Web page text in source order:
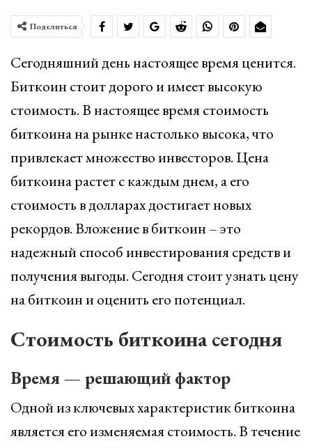
Поделиться
Сегодняшний день настоящее время ценится.
Биткоин стоит дорого и имеет высокую
стоимость. В настоящее время стоимость
биткоина на рынке настолько высока, что
привлекает множество инвесторов. Цена
биткоина растет с каждым днем, а его
стоимость в долларах достигает новых
рекордов. Вложение в биткоин – это
надежный способ инвестирования средств и
получения выгоды. Сегодня стоит узнать цену
на биткоин и оценить его потенциал.
Стоимость биткоина сегодня
Время — решающий фактор
Одной из ключевых характеристик биткоина
является его изменяемая стоимость. В течение